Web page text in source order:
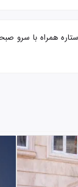
مشهد از آبادان مهمانپذیر